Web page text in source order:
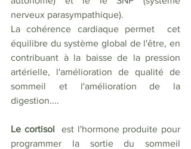
nerveux parasympathique).
La cohérence cardiaque permet  cet
équilibre du système global de l'être, en
contribuant à la baisse de la pression
artérielle, l'amélioration de qualité de
sommeil et l'amélioration de la
digestion....
Le cortisol
est l'hormone produite pour
programmer la sortie du sommeil